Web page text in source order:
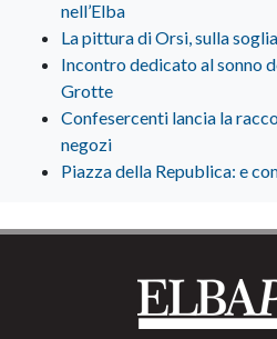
nell’Elba
La pittura di Orsi, sulla
Incontro dedicato al sonno
Grotte
Confesercenti lancia la
negozi
Piazza della Republica: e